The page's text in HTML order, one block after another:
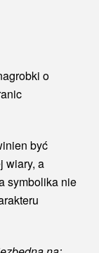
o
być
wiary, a
symbolika nie